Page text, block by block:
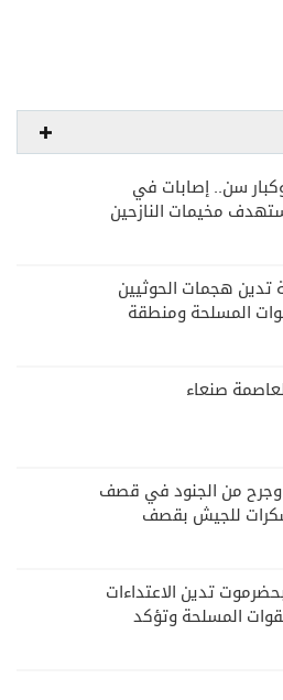
سن.. إصابات في
مخيمات النازحين
تدين هجمات الحوثيين
المسلحة ومنطقة
صنعاء
من الجنود في قصف
للجيش بقصف
بحضرموت تدين الاعتداءات
المسلحة وتؤكد